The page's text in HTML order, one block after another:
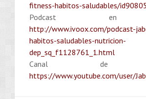
fitness-habitos-saludables/
Podcast en
http://www.ivoox.com/podcast-
habitos-saludables-nutricion-
dep_sq_f1128761_1.html
Canal de
https://www.youtube.com/user/